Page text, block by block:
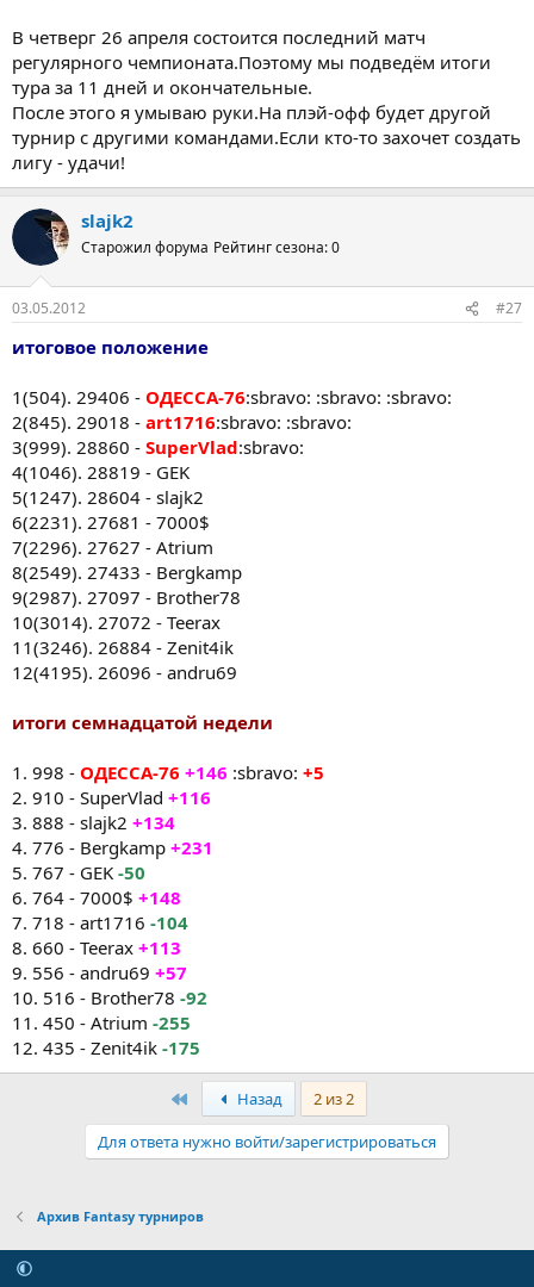
В четверг 26 апреля состоится последний матч
регулярного чемпионата.Поэтому мы подведём итоги
тура за 11 дней и окончательные.
После этого я умываю руки.На плэй-офф будет другой
турнир с другими командами.Если кто-то захочет создать
лигу - удачи!
slajk2
Старожил форума Рейтинг сезона: 0
03.05.2012 #27
итоговое положение
1(504). 29406 - ОДЕССА-76:sbravo: :sbravo: :sbravo:
2(845). 29018 - art1716:sbravo: :sbravo:
3(999). 28860 - SuperVlad:sbravo:
4(1046). 28819 - GEK
5(1247). 28604 - slajk2
6(2231). 27681 - 7000$
7(2296). 27627 - Atrium
8(2549). 27433 - Bergkamp
9(2987). 27097 - Brother78
10(3014). 27072 - Teerax
11(3246). 26884 - Zenit4ik
12(4195). 26096 - andru69
итоги семнадцатой недели
1. 998 - ОДЕССА-76 +146 :sbravo: +5
2. 910 - SuperVlad +116
3. 888 - slajk2 +134
4. 776 - Bergkamp +231
5. 767 - GEK -50
6. 764 - 7000$ +148
7. 718 - art1716 -104
8. 660 - Teerax +113
9. 556 - andru69 +57
10. 516 - Brother78 -92
11. 450 - Atrium -255
12. 435 - Zenit4ik -175
ПервыйНазад
2 из 2
Для ответа нужно войти/зарегистрироваться
Архив Fantasy турниров